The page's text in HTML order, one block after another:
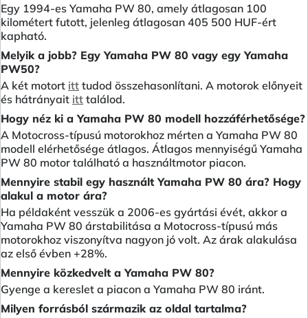
Egy 1994-es Yamaha PW 80, amely átlagosan 100
kilométert futott, jelenleg átlagosan 405 500 HUF-ért
kapható.
Melyik a jobb? Egy Yamaha PW 80 vagy egy Yamaha
PW50?
A két motort itt tudod összehasonlítani. A motorok előnyeit
és hátrányait itt találod.
Hogy néz ki a Yamaha PW 80 modell hozzáférhetősége?
A Motocross-típusú motorokhoz mérten a Yamaha PW 80
modell elérhetősége átlagos. Átlagos mennyiségű Yamaha
PW 80 motor található a használtmotor piacon.
Mennyire stabil egy használt Yamaha PW 80 ára? Hogy
alakul a motor ára?
Ha példaként vesszük a 2006-es gyártási évét, akkor a
Yamaha PW 80 árstabilitása a Motocross-típusú más
motorokhoz viszonyítva nagyon jó volt. Az árak alakulása
az első évben +28%.
Mennyire közkedvelt a Yamaha PW 80?
Gyenge a kereslet a piacon a Yamaha PW 80 iránt.
Milyen forrásból származik az oldal tartalma?